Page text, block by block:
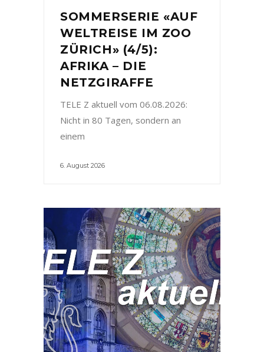
SOMMERSERIE «AUF
WELTREISE IM ZOO
ZÜRICH» (4/5):
AFRIKA – DIE
NETZGIRAFFE
TELE Z aktuell vom 06.08.2026:
Nicht in 80 Tagen, sondern an
einem
6. August 2026